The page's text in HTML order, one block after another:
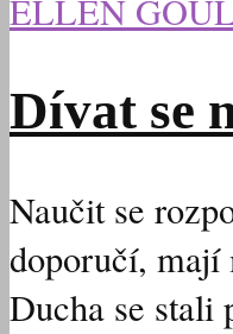
ELLEN
Dívat se
Naučit se
doporučí, mají
Ducha se stali